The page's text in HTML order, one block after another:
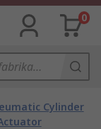
0
Cylinder